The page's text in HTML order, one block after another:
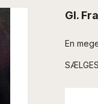
Gl.
En